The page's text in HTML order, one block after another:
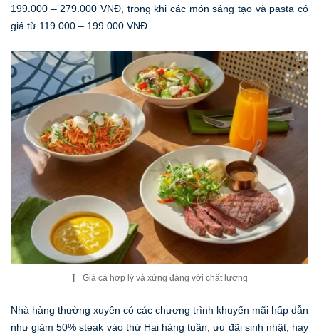
199.000 – 279.000 VNĐ, trong khi các món sáng tạo và pasta có
giá từ 119.000 – 199.000 VNĐ.
Giá cả hợp lý và xứng đáng với chất lượng
Nhà hàng thường xuyên có các chương trình khuyến mãi hấp dẫn
như giảm 50% steak vào thứ Hai hàng tuần, ưu đãi sinh nhật, hay